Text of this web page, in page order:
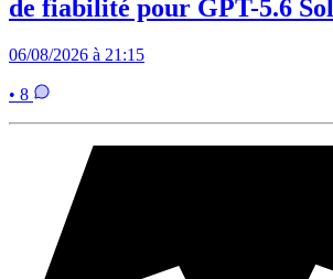
de fiabilité pour GPT-5.6 Sol
06/08/2026 à 21:15
• 8